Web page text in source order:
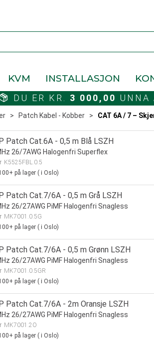
KVM INSTALLASJON
DU ER KR. 3 000,00 UNNA
> Patch Kabel - Kobber > CAT 6A / 7 –
Patch Cat.6A - 0,5 m Blå LSZH
26/7AWG Halogenfri Superflex
K5525FBL.0.5
på lager ( i Oslo)
Patch Cat.7/6A - 0,5 m Grå LSZH
26/27AWG PiMF Halogenfri Snagless
MK7001.0.5G
på lager ( i Oslo)
Patch Cat.7/6A - 0,5 m Grønn LSZH
26/27AWG PiMF Halogenfri Snagless
MK7001.0.5GR
på lager ( i Oslo)
Patch Cat.7/6A - 2m Oransje LSZH
26/27AWG PiMF Halogenfri Snagless
MK7001.2O
på lager ( i Oslo)